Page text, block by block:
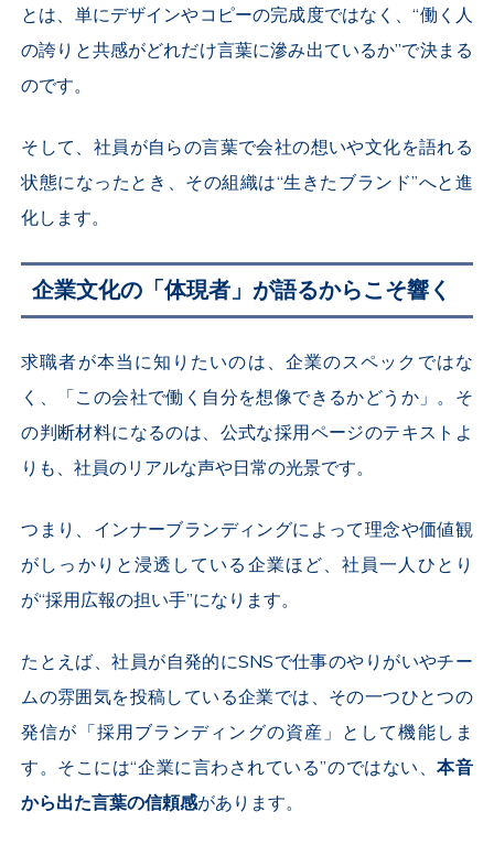
とは、単にデザインやコピーの完成度ではなく、“働く人
の誇りと共感がどれだけ言葉に滲み出ているか”で決まる
のです。
そして、社員が自らの言葉で会社の想いや文化を語れる
状態になったとき、その組織は“生きたブランド”へと進
化します。
企業文化の「体現者」が語るからこそ響く
求職者が本当に知りたいのは、企業のスペックではな
く、「この会社で働く自分を想像できるかどうか」。そ
の判断材料になるのは、公式な採用ページのテキストよ
りも、社員のリアルな声や日常の光景です。
つまり、インナーブランディングによって理念や価値観
がしっかりと浸透している企業ほど、社員一人ひとり
が“採用広報の担い手”になります。
たとえば、社員が自発的にSNSで仕事のやりがいやチー
ムの雰囲気を投稿している企業では、その一つひとつの
発信が「採用ブランディングの資産」として機能しま
す。そこには“企業に言わされている”のではない、本音
から出た言葉の信頼感があります。